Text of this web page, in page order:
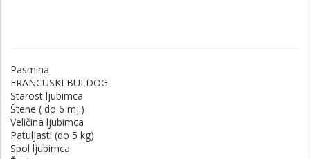
Pasmina
FRANCUSKI BULDOG
Starost ljubimca
Štene ( do 6 mj.)
Veličina ljubimca
Patuljasti (do 5 kg)
Spol ljubimca